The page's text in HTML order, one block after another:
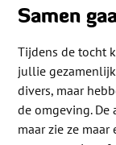
Samen
Tijdens de tocht
jullie
divers, maar
de omgeving.
maar zie ze